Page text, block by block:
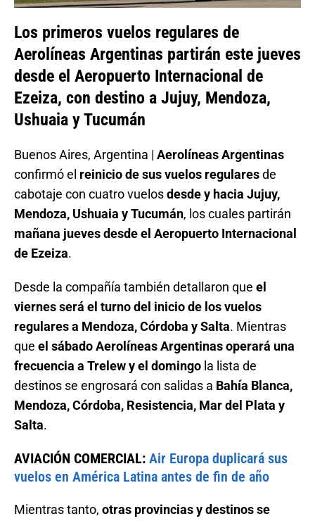
Los primeros vuelos regulares de
Aerolíneas Argentinas partirán este jueves
desde el Aeropuerto Internacional de
Ezeiza, con destino a Jujuy, Mendoza,
Ushuaia y Tucumán
Buenos Aires, Argentina | Aerolíneas Argentinas
confirmó el reinicio de sus vuelos regularesde
cabotaje con cuatro vuelosdesde y hacia Jujuy,
Mendoza, Ushuaia y Tucumán, los cuales partirán
mañana jueves desde el Aeropuerto Internacional
de Ezeiza.
Desde la compañía también detallaron que el
viernes será el turno del inicio de los vuelos
regulares a Mendoza, Córdoba y Salta. Mientras
que el sábado Aerolíneas Argentinas operará una
frecuencia a Trelew y el domingo la lista de
destinos se engrosará con salidas a Bahía Blanca,
Mendoza, Córdoba, Resistencia, Mar del Plata y
Salta.
AVIACIÓN COMERCIAL: Air Europa duplicará sus
vuelos en América Latina antes de fin de año
Mientras tanto, otras provincias y destinos se